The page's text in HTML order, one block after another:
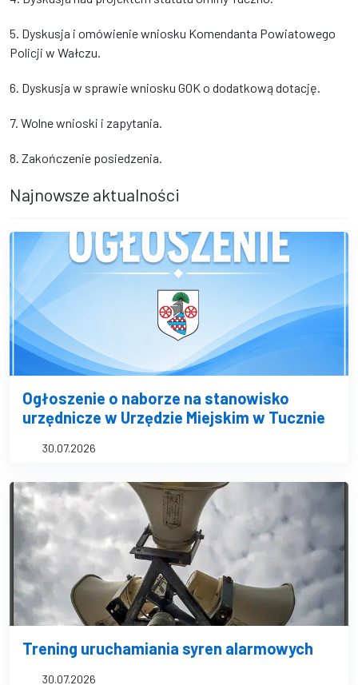
5. Dyskusja i omówienie wniosku Komendanta Powiatowego
Policji w Wałczu.
6. Dyskusja w sprawie wniosku GOK o dodatkową dotację.
7. Wolne wnioski i zapytania.
8. Zakończenie posiedzenia.
Najnowsze aktualności
Ogłoszenie o naborze na stanowisko
urzędnicze w Urzędzie Miejskim w Tucznie
30.07.2026
Trening uruchamiania syren alarmowych
30.07.2026